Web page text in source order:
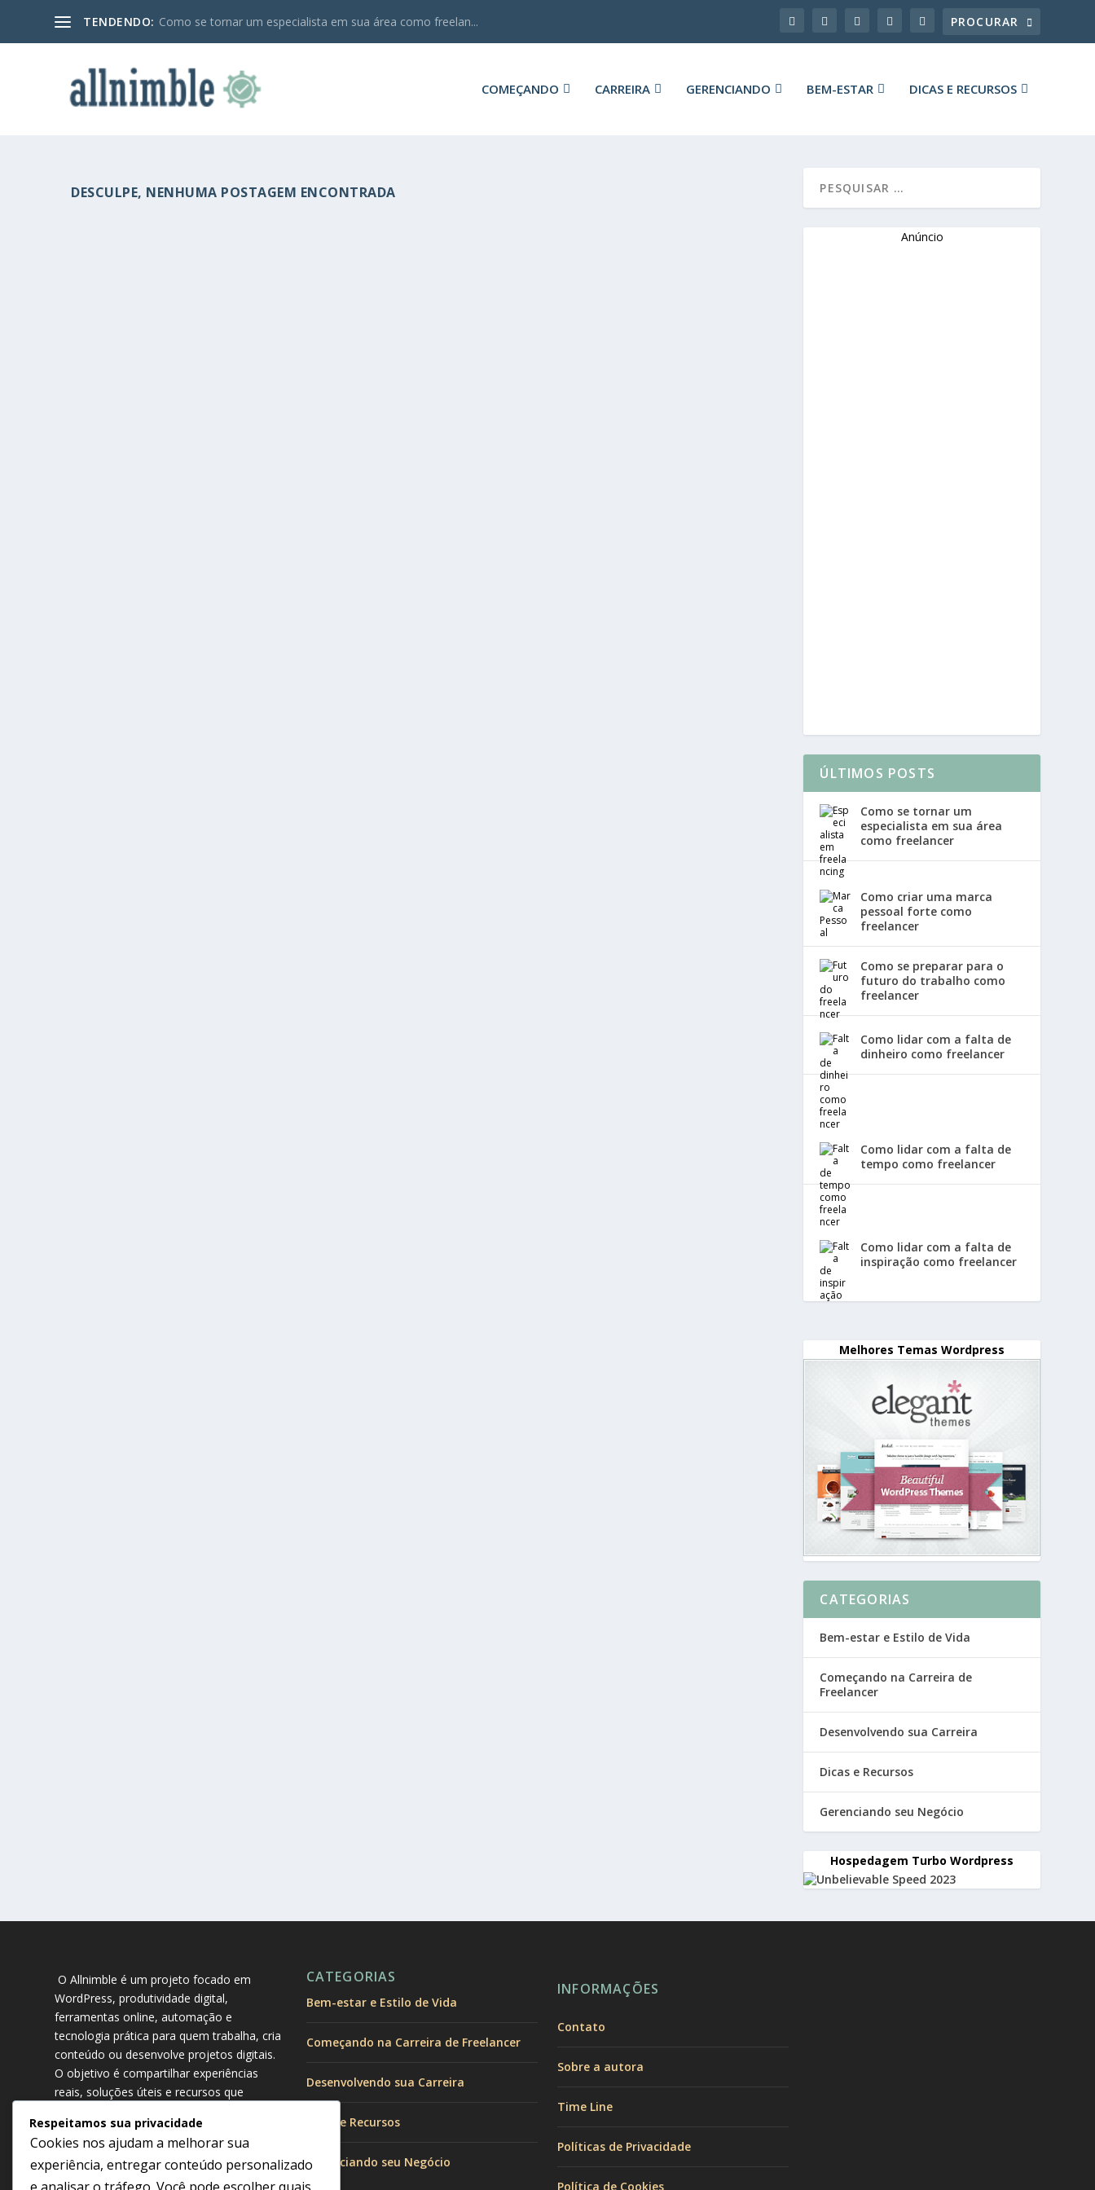
TENDENDO: Como se tornar um especialista em sua área como freelan...
COMEÇANDO CARREIRA GERENCIANDO BEM-ESTAR DICAS E RECURSOS
DESCULPE, NENHUMA POSTAGEM ENCONTRADA
Anúncio
ÚLTIMOS POSTS
Como se tornar um
especialista em sua área
como freelancer
Como criar uma marca
pessoal forte como
freelancer
Como se preparar para o
futuro do trabalho como
freelancer
Como lidar com a falta de
dinheiro como freelancer
Como lidar com a falta de
tempo como freelancer
Como lidar com a falta de
inspiração como freelancer
Melhores Temas Wordpress
CATEGORIAS
Bem-estar e Estilo de Vida
Começando na Carreira de
Freelancer
Desenvolvendo sua Carreira
Dicas e Recursos
Gerenciando seu Negócio
Hospedagem Turbo Wordpress
O Allnimble é um projeto focado em
WordPress, produtividade digital,
ferramentas online, automação e
tecnologia prática para quem trabalha, cria
conteúdo ou desenvolve projetos digitais.
O objetivo é compartilhar experiências
reais, soluções úteis e recursos que
organização do trabalho e melhoria da
produtividade no dia a dia.
CATEGORIAS
Bem-estar e Estilo de Vida
Começando na Carreira de Freelancer
Desenvolvendo sua Carreira
Dicas e Recursos
Gerenciando seu Negócio
INFORMAÇÕES
Contato
Sobre a autora
Time Line
Políticas de Privacidade
Política de Cookies
Respeitamos sua privacidade
Cookies nos ajudam a melhorar sua
experiência, entregar conteúdo personalizado